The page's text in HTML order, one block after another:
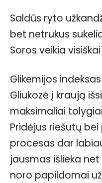
Saldūs ryto
bet netrukus
Soros veikia
Glikemijos
Gliukozė į kraują
maksimaliai
Pridėjus riešutų
procesas dar
jausmas išlieka
noro papildomai